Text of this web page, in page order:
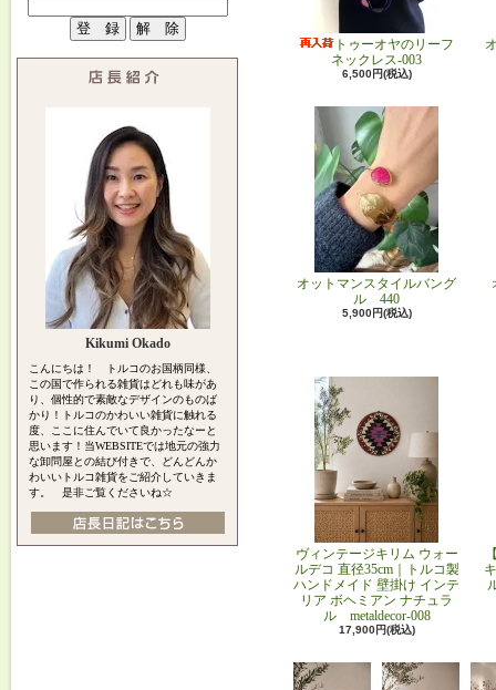
Kikumi Okado
こんにちは！ トルコのお国柄同様、
この国で作られる雑貨はどれも味があ
り、個性的で素敵なデザインのものば
かり！トルコのかわいい雑貨に触れる
度、ここに住んでいて良かったなーと
思います！当WEBSITEでは地元の強力
な卸問屋との結び付きで、どんどんか
わいいトルコ雑貨をご紹介していきま
す。 是非ご覧くださいね☆
トゥーオヤのリーフ
ネックレス-003
6,500円(税込)
オットマンスタイルバング
ル 440
5,900円(税込)
ヴィンテージキリム ウォー
ルデコ 直径35cm｜トルコ製
ハンドメイド 壁掛け インテ
リア ボヘミアン ナチュラ
ル metaldecor-008
17,900円(税込)